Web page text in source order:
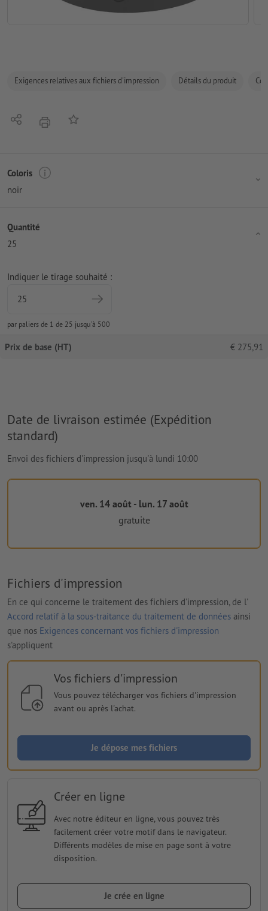
Exigences relatives aux fichiers d'impression Détails du produit
PartagerimprimerAjouter à liste d'article
Coloris
noir
Quantité
25
Indiquer le tirage souhaité :
par paliers de 1 de 25 jusqu'à 500
Prix de base (HT) € 275,91
Date de livraison estimée (Expédition
standard)
Envoi des fichiers d'impression jusqu'à lundi 10:00
ven. 14 août - lun. 17 août
gratuite
Fichiers d'impression
En ce qui concerne le traitement des fichiers d'impression, de l'
Accord relatif à la sous-traitance du traitement de données ainsi
que nos Exigences concernant vos fichiers d'impression
s'appliquent
Vos fichiers d'impression
Vous pouvez télécharger vos fichiers d'impression
avant ou après l'achat.
Je dépose mes fichiers
Créer en ligne
Avec notre éditeur en ligne, vous pouvez très
facilement créer votre motif dans le navigateur.
Différents modèles de mise en page sont à votre
disposition.
Je crée en ligne